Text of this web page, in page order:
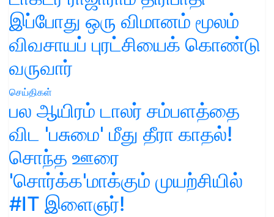
இப்போது ஒரு விமானம் மூலம்
விவசாயப் புரட்சியைக் கொண்டு
வருவார்
செய்திகள்
பல ஆயிரம் டாலர் சம்பளத்தை
விட 'பசுமை' மீது தீரா காதல்!
சொந்த ஊரை
'சொர்க்க'மாக்கும் முயற்சியில்
#IT இளைஞர்!